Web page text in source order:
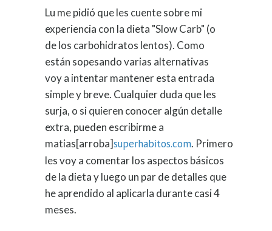
Lu me pidió que les cuente sobre mi
experiencia con la dieta "Slow Carb" (o
de los carbohidratos lentos). Como
están sopesando varias alternativas
voy a intentar mantener esta entrada
simple y breve. Cualquier duda que les
surja, o si quieren conocer algún detalle
extra, pueden escribirme a
matias[arroba]superhabitos.com. Primero
les voy a comentar los aspectos básicos
de la dieta y luego un par de detalles que
he aprendido al aplicarla durante casi 4
meses.